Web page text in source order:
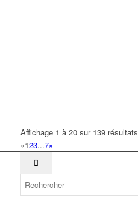
Affichage 1 à 20 sur 139 résultats
«123...7»